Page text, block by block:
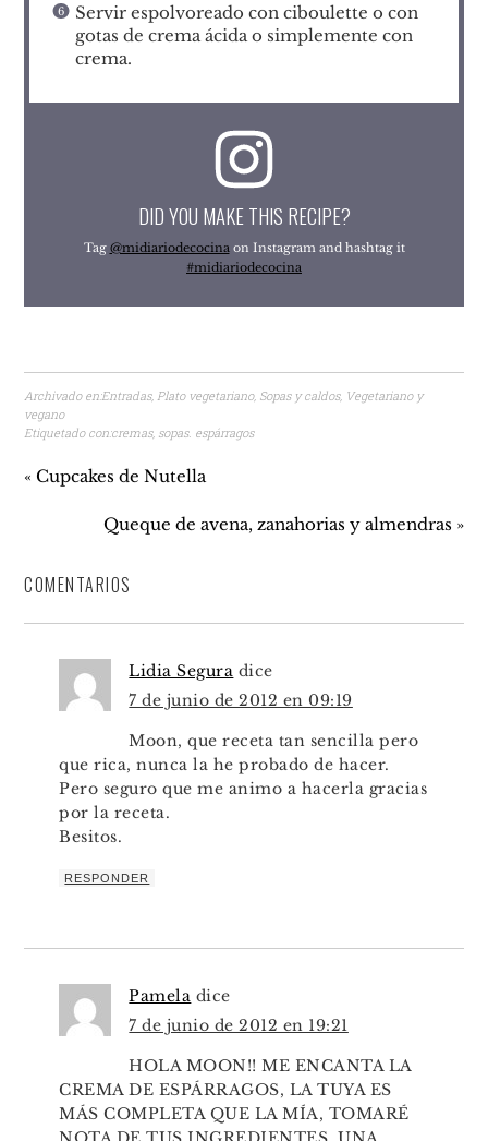
Servir espolvoreado con ciboulette o con
gotas de crema ácida o simplemente con
crema.
DID YOU MAKE THIS RECIPE?
Tag @midiariodecocina on Instagram and hashtag it
#midiariodecocina
Archivado en:Entradas,Plato vegetariano, Sopas y caldos, Vegetariano y
vegano
Etiquetado con:cremas, sopas. espárragos
« Cupcakes de Nutella
Queque de avena, zanahorias y almendras »
COMENTARIOS
Lidia Segura dice
7 de junio de 2012 en 09:19
Moon, que receta tan sencilla pero
que rica, nunca la he probado de hacer.
Pero seguro que me animo a hacerla gracias
por la receta.
Besitos.
RESPONDER
Pamela dice
7 de junio de 2012 en 19:21
HOLA MOON!! ME ENCANTA LA
CREMA DE ESPÁRRAGOS, LA TUYA ES
MÁS COMPLETA QUE LA MÍA, TOMARÉ